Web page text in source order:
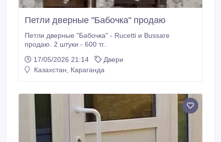
Петли дверные "Бабочка" продаю
Петли дверные "Бабочка" - Rucetti и Bussare
продаю. 2 штуки - 600 тг..
17/05/2026 21:14
Двери
Казахстан, Караганда